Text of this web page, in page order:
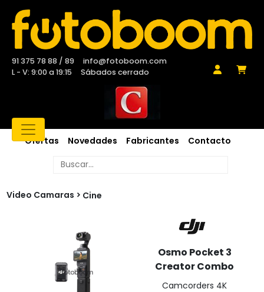
91 375 78 88 / 89
info@fotoboom.com
L - V: 9:00 a 19:15
Sábados cerrado
Ofertas Novedades Fabricantes Contacto
Video Camaras Cine
Osmo Pocket 3
Creator Combo
Camcorders 4K